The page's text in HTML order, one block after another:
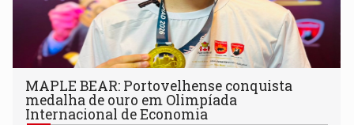
MAPLE BEAR: Portovelhense conquista
medalha de ouro em Olimpíada
Internacional de Economia